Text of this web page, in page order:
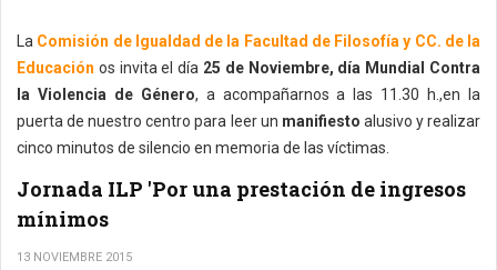
La Comisión de Igualdad de la Facultad de Filosofía y CC. de la
Educación os invita el día 25 de Noviembre, día Mundial Contra
la Violencia de Género, a acompañarnos a las 11.30 h.,en la
puerta de nuestro centro para leer un manifiesto alusivo y realizar
cinco minutos de silencio en memoria de las víctimas.
Jornada ILP 'Por una prestación de ingresos
mínimos
13 NOVIEMBRE 2015